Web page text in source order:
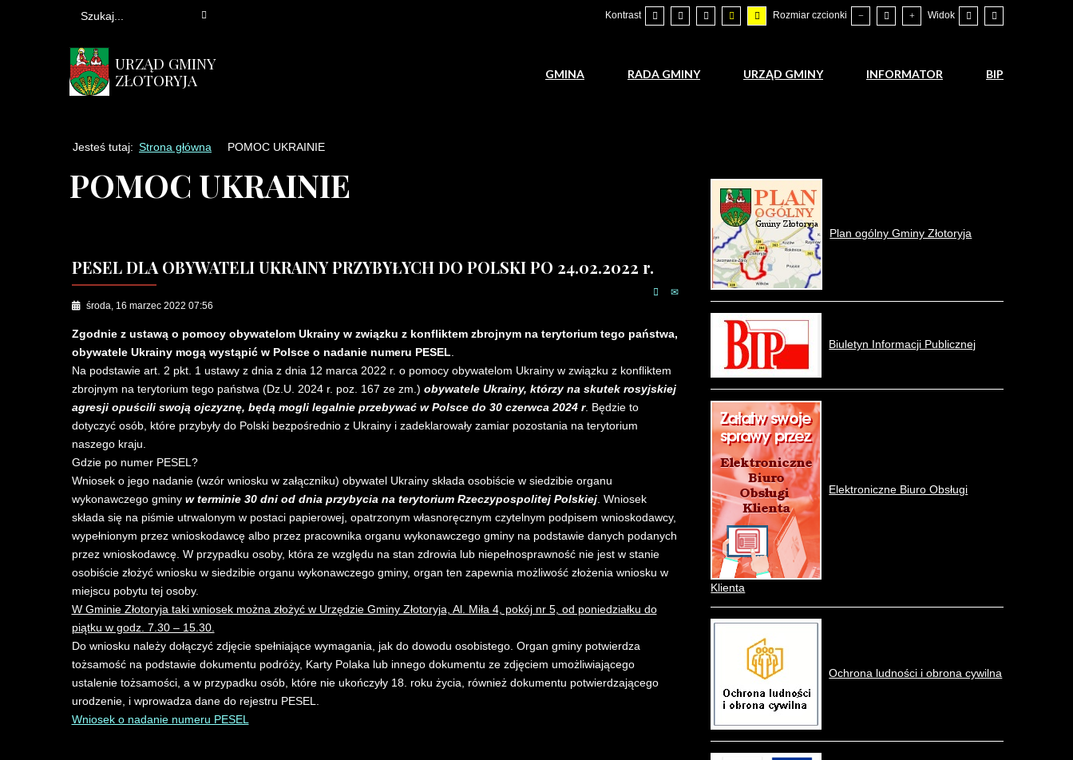
Kontrast Rozmiar czcionki Widok
URZĄD GMINY
ZŁOTORYJA
GMINA RADA GMINY URZĄD GMINY INFORMATOR BIP
Jesteś tutaj: Strona główna POMOC UKRAINIE
POMOC UKRAINIE
PESEL DLA OBYWATELI UKRAINY PRZYBYŁYCH DO POLSKI PO 24.02.2022 r.
środa, 16 marzec 2022 07:56
Zgodnie z ustawą o pomocy obywatelom Ukrainy w związku z konfliktem zbrojnym na terytorium tego państwa,
obywatele Ukrainy mogą wystąpić w Polsce o nadanie numeru PESEL
Na podstawie art. 2 pkt. 1 ustawy z dnia z dnia 12 marca 2022 r. o pomocy obywatelom Ukrainy w związku z konfliktem
zbrojnym na terytorium tego państwa (Dz.U. 2024 r. poz. 167 ze zm.) obywatele Ukrainy, którzy na skutek rosyjskiej
agresji opuścili swoją ojczyznę, będą mogli legalnie przebywać w Polsce do 30 czerwca 2024 r. Będzie to
dotyczyć osób, które przybyły do Polski bezpośrednio z Ukrainy i zadeklarowały zamiar pozostania na terytorium
naszego kraju.
Gdzie po numer PESEL?
Wniosek o jego nadanie (wzór wniosku w załączniku) obywatel Ukrainy składa osobiście w siedzibie organu
wykonawczego gminyw terminie 30 dni od dnia przybycia na terytorium Rzeczypospolitej Polskiej. Wniosek
składa się na piśmie utrwalonym w postaci papierowej, opatrzonym własnoręcznym czytelnym podpisem wnioskodawcy,
wypełnionym przez wnioskodawcę albo przez pracownika organu wykonawczego gminy na podstawie danych podanych
przez wnioskodawcę. W przypadku osoby, która ze względu na stan zdrowia lub niepełnosprawność nie jest w stanie
osobiście złożyć wniosku w siedzibie organu wykonawczego gminy, organ ten zapewnia możliwość złożenia wniosku w
miejscu pobytu tej osoby.
W Gminie Złotoryja taki wniosek można złożyć w Urzędzie Gminy Złotoryja, Al. Miła 4, pokój nr 5, od poniedziałku do
piątku w godz. 7.30 – 15.30.
Do wniosku należy dołączyć zdjęcie spełniające wymagania, jak do dowodu osobistego. Organ gminy potwierdza
tożsamość na podstawie dokumentu podróży, Karty Polaka lub innego dokumentu ze zdjęciem umożliwiającego
ustalenie tożsamości, a w przypadku osób, które nie ukończyły 18. roku życia, również dokumentu potwierdzającego
urodzenie, i wprowadza dane do rejestru PESEL.
Wniosek o nadanie numeru PESEL
Plan ogólny Gminy Złotoryja
Biuletyn Informacji Publicznej
Elektroniczne Biuro Obsługi
Klienta
Ochrona ludności i obrona cywilna